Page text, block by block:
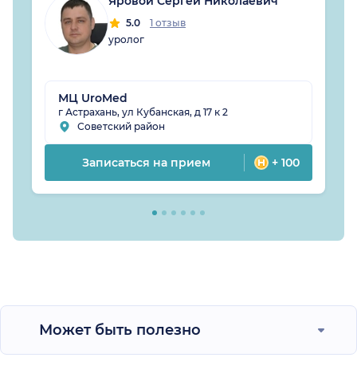
5.0
1 отзыв
уролог
МЦ UroMed
г Астрахань, ул Кубанская, д 17 к 2
Советский район
Записаться на прием + 100
Может быть полезно